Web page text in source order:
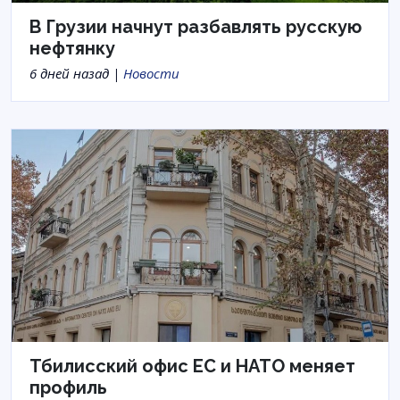
В Грузии начнут разбавлять русскую
нефтянку
6 дней назад | Новости
Тбилисский офис ЕС и НАТО меняет
профиль